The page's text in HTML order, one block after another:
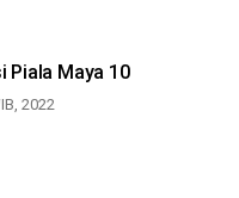
Piala Maya 10
2022